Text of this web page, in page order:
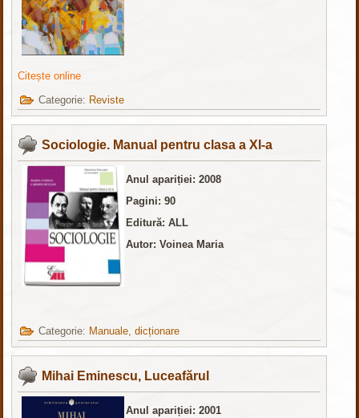
Citește online
Categorie: Reviste
Sociologie. Manual pentru clasa a XI-a
Anul apariției: 2008
Pagini: 90
Editură: ALL
Autor: Voinea Maria
Categorie: Manuale, dicționare
Mihai Eminescu, Luceafărul
Anul apariției: 2001